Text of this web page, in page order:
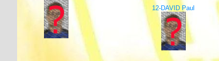
12-DAVID Paul